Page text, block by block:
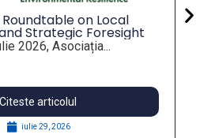
on Local
Strategic Foresight
Policies, within the
2026, Asociația...
Citeste articolul
iulie 29, 2026